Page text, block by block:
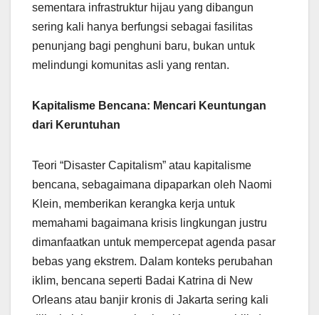
sementara infrastruktur hijau yang dibangun
sering kali hanya berfungsi sebagai fasilitas
penunjang bagi penghuni baru, bukan untuk
melindungi komunitas asli yang rentan.
Kapitalisme Bencana: Mencari Keuntungan
dari Keruntuhan
Teori “Disaster Capitalism” atau kapitalisme
bencana, sebagaimana dipaparkan oleh Naomi
Klein, memberikan kerangka kerja untuk
memahami bagaimana krisis lingkungan justru
dimanfaatkan untuk mempercepat agenda pasar
bebas yang ekstrem. Dalam konteks perubahan
iklim, bencana seperti Badai Katrina di New
Orleans atau banjir kronis di Jakarta sering kali